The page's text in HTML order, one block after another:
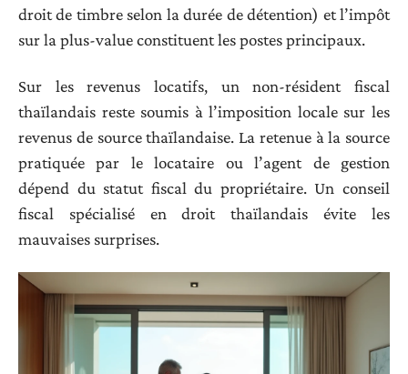
droit de timbre selon la durée de détention) et l’impôt
sur la plus-value constituent les postes principaux.
Sur les revenus locatifs, un non-résident fiscal
thaïlandais reste soumis à l’imposition locale sur les
revenus de source thaïlandaise. La retenue à la source
pratiquée par le locataire ou l’agent de gestion
dépend du statut fiscal du propriétaire. Un conseil
fiscal spécialisé en droit thaïlandais évite les
mauvaises surprises.